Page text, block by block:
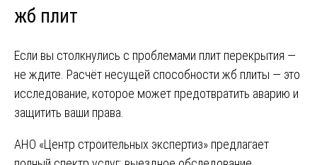
жб плит
Если вы столкнулись с проблемами плит перекрытия —
не ждите. Расчёт несущей способности жб плиты — это
исследование, которое может предотвратить аварию и
защитить ваши права.
АНО «Центр строительных экспертиз» предлагает